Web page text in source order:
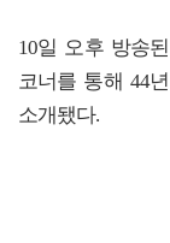
10일 오후 방송
코너를 통해 44
소개됐다.